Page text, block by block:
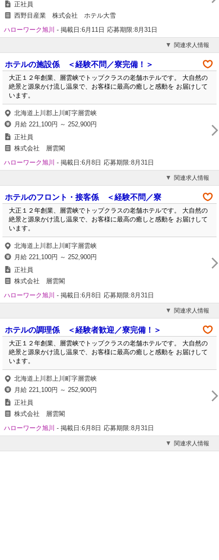
正社員
西野目産業 株式会社 ホテル大雪
ハローワーク旭川 - 掲載日:6月11日 応募期限:8月31日
関連求人情報
ホテルの施設係 ＜経験不問／寮完備！＞
大正１２年創業、層雲峡でトップクラスの老舗ホテルです。 大自然の
絶景と源泉かけ流し温泉で、お客様に最高の癒しと感動を お届けして
います。
北海道上川郡上川町字層雲峡
月給 221,100円 ～ 252,900円
正社員
株式会社 層雲閣
ハローワーク旭川 - 掲載日:6月8日 応募期限:8月31日
関連求人情報
ホテルのフロント・接客係 ＜経験不問／寮
大正１２年創業、層雲峡でトップクラスの老舗ホテルです。 大自然の
絶景と源泉かけ流し温泉で、お客様に最高の癒しと感動を お届けして
います。
北海道上川郡上川町字層雲峡
月給 221,100円 ～ 252,900円
正社員
株式会社 層雲閣
ハローワーク旭川 - 掲載日:6月8日 応募期限:8月31日
関連求人情報
ホテルの調理係 ＜経験者歓迎／寮完備！＞
大正１２年創業、層雲峡でトップクラスの老舗ホテルです。 大自然の
絶景と源泉かけ流し温泉で、お客様に最高の癒しと感動を お届けして
います。
北海道上川郡上川町字層雲峡
月給 221,100円 ～ 252,900円
正社員
株式会社 層雲閣
ハローワーク旭川 - 掲載日:6月8日 応募期限:8月31日
関連求人情報